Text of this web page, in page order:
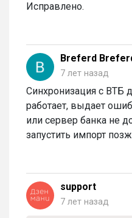
Исправлено.
Breferd
7 лет назад
Синхронизация с ВТБ
работает, выдает
или сервер банка не
запустить импорт
support
7 лет назад